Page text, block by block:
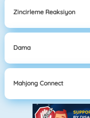
Zincirleme Reaksiyon
Dama
Mahjong Connect